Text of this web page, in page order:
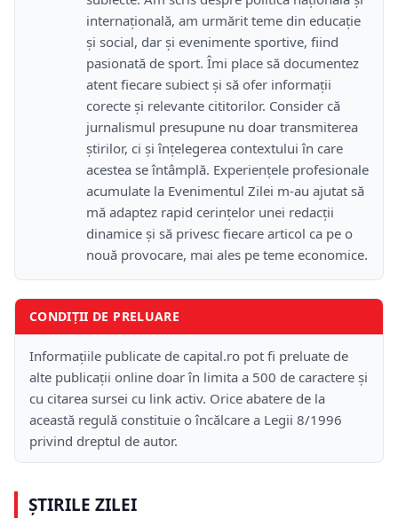
internațională, am urmărit teme din educație
și social, dar și evenimente sportive, fiind
pasionată de sport. Îmi place să documentez
atent fiecare subiect și să ofer informații
corecte și relevante cititorilor. Consider că
jurnalismul presupune nu doar transmiterea
știrilor, ci și înțelegerea contextului în care
acestea se întâmplă. Experiențele profesionale
acumulate la Evenimentul Zilei m-au ajutat să
mă adaptez rapid cerințelor unei redacții
dinamice și să privesc fiecare articol ca pe o
nouă provocare, mai ales pe teme economice.
CONDIȚII DE PRELUARE
Informațiile publicate de capital.ro pot fi preluate de
alte publicații online doar în limita a 500 de caractere și
cu citarea sursei cu link activ. Orice abatere de la
această regulă constituie o încălcare a Legii 8/1996
privind dreptul de autor.
ȘTIRILE ZILEI